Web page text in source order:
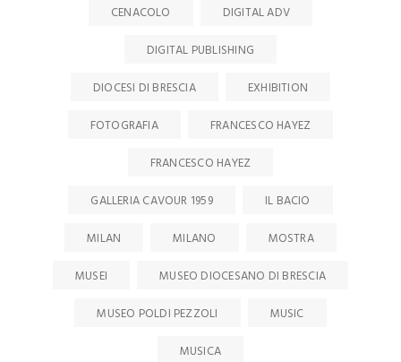
CENACOLO
DIGITAL ADV
DIGITAL PUBLISHING
DIOCESI DI BRESCIA
EXHIBITION
FOTOGRAFIA
FRANCESCO HAYEZ
FRANCESCO HAYEZ
GALLERIA CAVOUR 1959
IL BACIO
MILAN
MILANO
MOSTRA
MUSEI
MUSEO DIOCESANO DI BRESCIA
MUSEO POLDI PEZZOLI
MUSIC
MUSICA